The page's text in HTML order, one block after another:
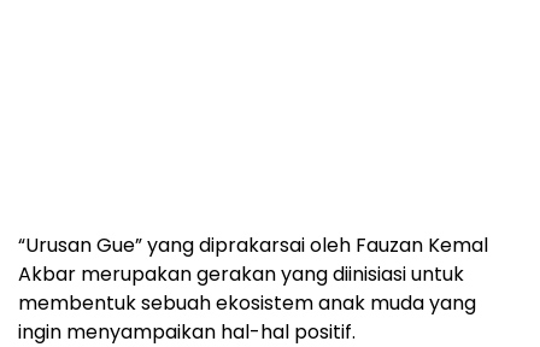
“Urusan Gue” yang diprakarsai oleh Fauzan Kemal
Akbar merupakan gerakan yang diinisiasi untuk
membentuk sebuah ekosistem anak muda yang
ingin menyampaikan hal-hal positif.